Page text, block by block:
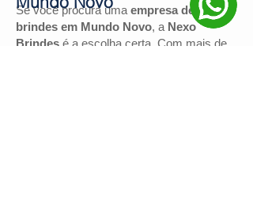
Se você procura uma empresa de
brindes em Mundo Novo, a Nexo
Brindes é a escolha certa. Com mais de